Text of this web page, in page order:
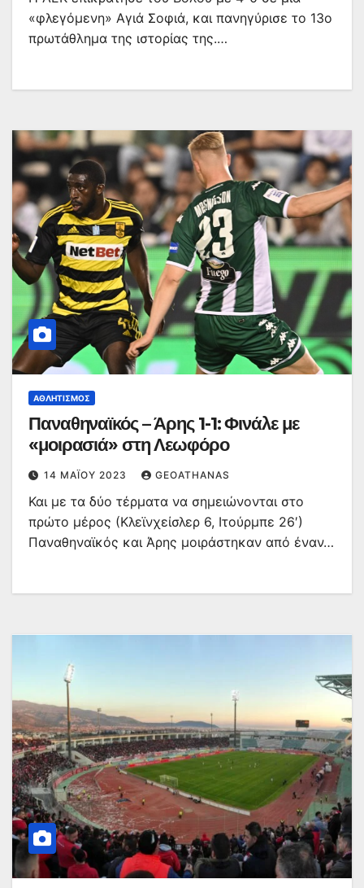
«φλεγόμενη» Αγιά Σοφιά, και πανηγύρισε το 13ο
πρωτάθλημα της ιστορίας της.…
ΑΘΛΗΤΙΣΜΌΣ
Παναθηναϊκός – Άρης 1-1: Φινάλε με
«μοιρασιά» στη Λεωφόρο
14 ΜΑΪ́ΟΥ 2023 GEOATHANAS
Και με τα δύο τέρματα να σημειώνονται στο
πρώτο μέρος (Κλεϊνχείσλερ 6, Ιτούρμπε 26′)
Παναθηναϊκός και Άρης μοιράστηκαν από έναν…